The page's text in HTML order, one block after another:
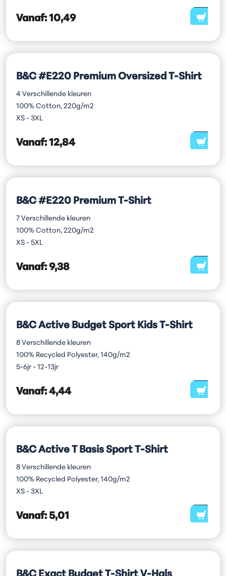
Vanaf: 10,49
B&C #E220 Premium Oversized T-Shirt
4 Verschillende kleuren
100% Cotton, 220g/m2
XS - 3XL
Vanaf: 12,84
B&C #E220 Premium T-Shirt
7 Verschillende kleuren
100% Cotton, 220g/m2
XS - 5XL
Vanaf: 9,38
B&C Active Budget Sport Kids T-Shirt
8 Verschillende kleuren
100% Recycled Polyester, 140g/m2
5-6jr - 12-13jr
Vanaf: 4,44
B&C Active T Basis Sport T-Shirt
8 Verschillende kleuren
100% Recycled Polyester, 140g/m2
XS - 3XL
Vanaf: 5,01